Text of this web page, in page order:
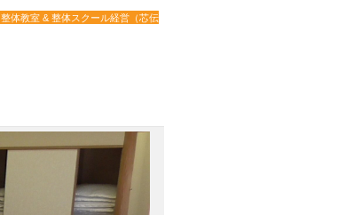
整体教室 & 整体スクール経営（芯伝